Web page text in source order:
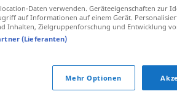
Hinweis (≈
Daten verwenden. Geräteeigenschaften zur
auf Informationen auf einem Gerät.
Inhalten, Zielgruppenforschung und Entwicklung
(Lieferanten)
Mehr Optionen